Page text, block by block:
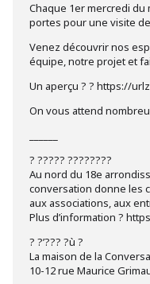
Chaque 1er mercredi du
portes pour une visite
Venez découvrir nos
équipe, notre projet et
Un aperçu ? ? https://
On vous attend
? ????? ????????
Au nord du 18e
conversation donne les
aux associations, aux
Plus d’information ?
? ?’??? ?ù ?
La maison de la
10-12 rue Maurice